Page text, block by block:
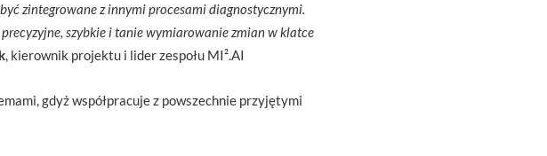
zintegrowane z innymi procesami diagnostycznymi.
szybkie i tanie wymiarowanie zmian w klatce
, kierownik projektu i lider zespołu MI².AI
gdyż współpracuje z powszechnie przyjętymi